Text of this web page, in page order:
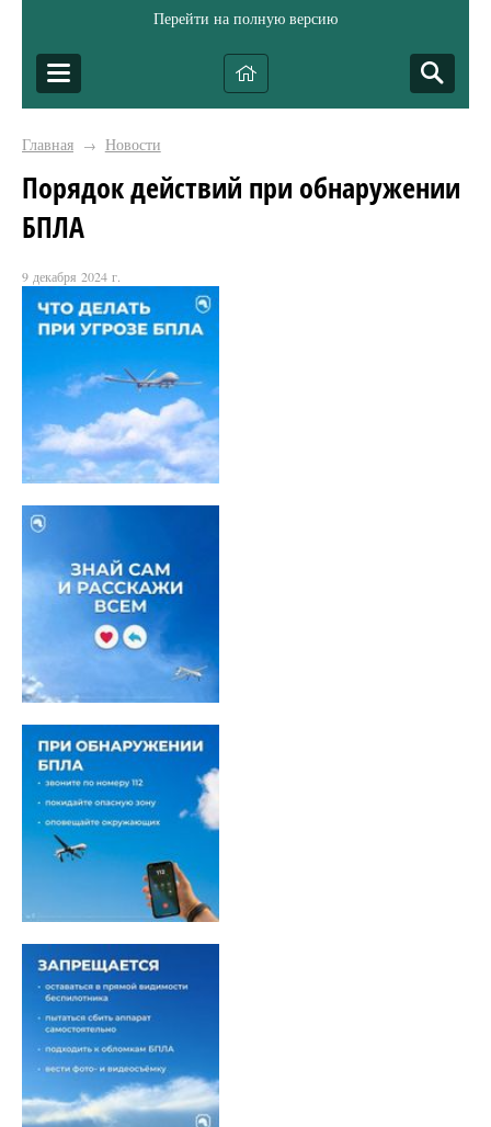
Перейти на полную версию
Главная → Новости
Порядок действий при обнаружении
БПЛА
9 декабря 2024 г.